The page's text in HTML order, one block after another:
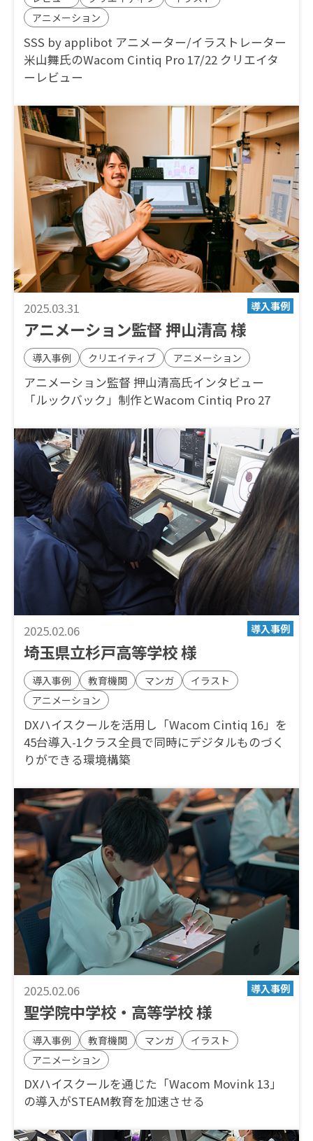
アニメーション
SSS by applibot アニメーター/イラストレーター
米山舞氏のWacom Cintiq Pro 17/22 クリエイタ
ーレビュー
2025.03.31
アニメーション監督 押山清高 様
導入事例 クリエイティブ アニメーション
アニメーション監督 押山清高氏インタビュー
「ルックバック」制作とWacom Cintiq Pro 27
2025.02.06
埼玉県立杉戸高等学校 様
導入事例 教育機関 マンガ
イラスト
アニメーション
DXハイスクールを活用し「Wacom Cintiq 16」を
45台導入-1クラス全員で同時にデジタルものづく
りができる環境構築
2025.02.06
聖学院中学校・高等学校 様
導入事例 教育機関 マンガ
イラスト
アニメーション
DXハイスクールを通じた「Wacom Movink 13」
の導入がSTEAM教育を加速させる